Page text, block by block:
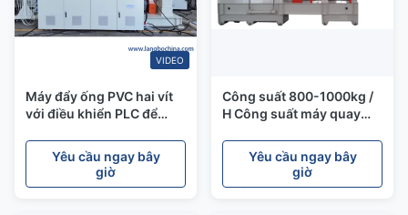
VIDEO
Máy đẩy ống PVC hai vít
với điều khiển PLC để
Yêu cầu ngay bây
giờ
Công suất 800-1000kg /
H Công suất máy quay
cao
Yêu cầu ngay bây
giờ